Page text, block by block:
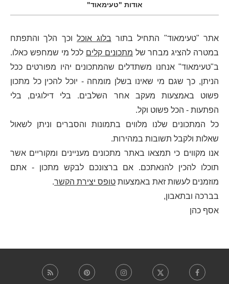
אודות "טעימאוד"
אתר "טעימאוד" התחיל בתור בלוג אוכלוכך הלך והתפתח
במטרה להציג מבחר של מתכונים קלים לכל מי שמחפש כאלו.
ב"טעימאוד" אנחנו משתדלים שהמתכונים יהיו מפורטים ככל
הניתן, כך שגם מי שאינו בשלן מומחה - יוכל להכין כל מתכון
פשוט באמצעות מעקב אחר השלבים. בלי דילוגים, בלי
הפתעות - הכל פשוט וקל.
כל המתכונים שלנו מלווים בתמונות והסברים וניתן לשאול
שאלות ולקבל תשובות במהירות.
אנו מקווים כי תמצאו באתר מתכונים מעניינים ומקוריים אשר
תוכלו להכין להנאתכם. אם ברצונכם לבקש מתכון - אתם
מוזמנים לעשות זאת באמצעות טופס יצירת הקשר.
בברכה ובתאבון,
אסף כהן